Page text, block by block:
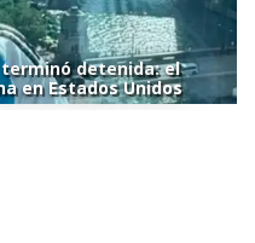
terminó detenida: el
en Estados Unidos